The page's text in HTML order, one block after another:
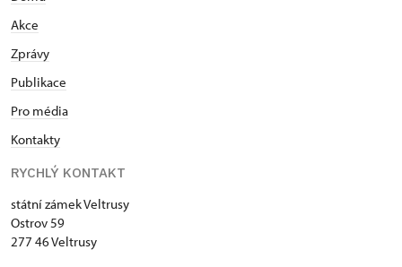
Akce
Zprávy
Publikace
Pro média
Kontakty
RYCHLÝ KONTAKT
státní zámek Veltrusy
Ostrov 59
277 46 Veltrusy